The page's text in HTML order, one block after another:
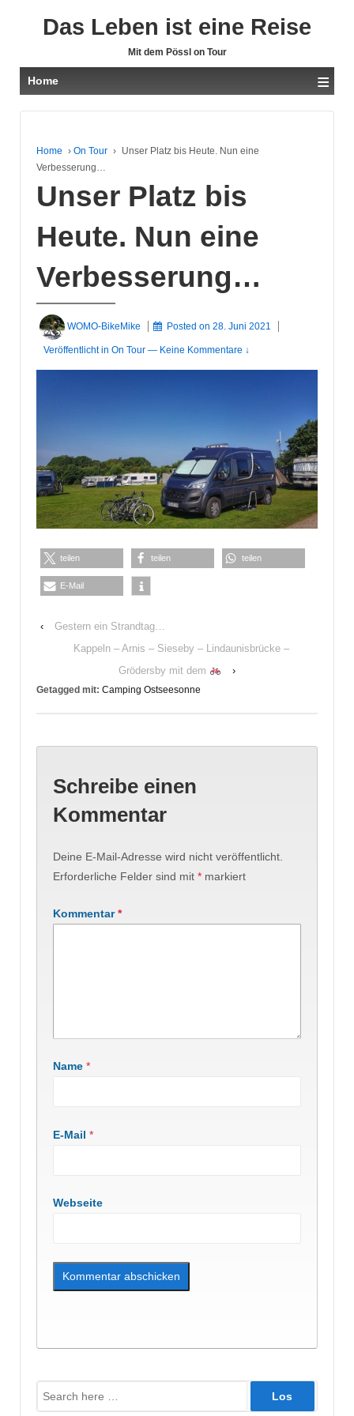
Das Leben ist eine Reise
Mit dem Pössl on Tour
Home ≡
Home › On Tour › Unser Platz bis Heute. Nun eine
Verbesserung…
Unser Platz bis
Heute. Nun eine
Verbesserung…
WOMO-BikeMike Posted on28. Juni 2021
Veröffentlicht in On Tour — Keine Kommentare ↓
teilen teilen teilen
E-Mail
‹
Gestern ein Strandtag…
Kappeln – Arnis – Sieseby – Lindaunisbrücke –
Grödersby mit dem
›
Getagged mit: Camping Ostseesonne
Schreibe einen
Kommentar
Deine E-Mail-Adresse wird nicht veröffentlicht.
Erforderliche Felder sind mit * markiert
Kommentar*
Name *
E-Mail *
Webseite
Suche
nach: